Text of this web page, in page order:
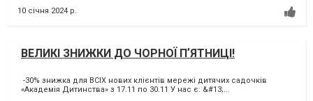
10 січня 2024 р.
ВЕЛИКІ ЗНИЖКИ ДО ЧОРНОЇ ПʼЯТНИЦІ!
-30% знижка для ВСІХ нових клієнтів мережі дитячих садочків
«Академія Дитинства» з 17.11 по 30.11 У нас є: &#13;...